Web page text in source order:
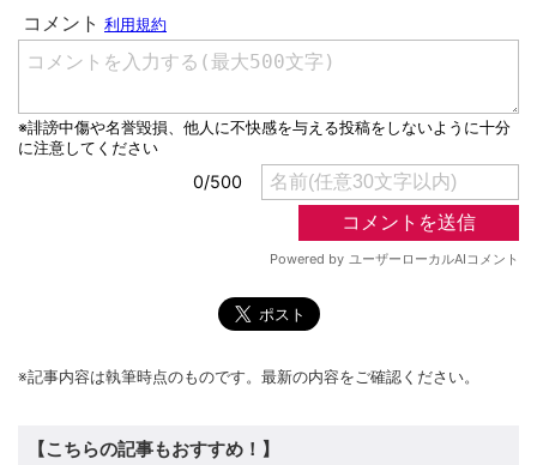
※記事内容は執筆時点のものです。最新の内容をご確認ください。
【こちらの記事もおすすめ！】